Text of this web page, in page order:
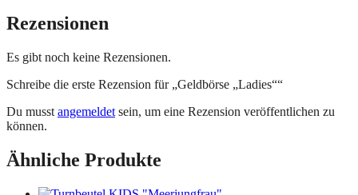
Rezensionen
Es gibt noch keine Rezensionen.
Schreibe die erste Rezension für „Geldbörse „Ladies““
Du musst angemeldet sein, um eine Rezension veröffentlichen zu
können.
Ähnliche Produkte